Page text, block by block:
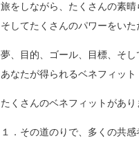
旅をしながら、たくさんの素晴
そしてたくさんのパワーをいた
夢、目的、ゴール、目標、そし
あなたが得られるベネフィット
たくさんのベネフィットがあり
１．その道のりで、多くの共感